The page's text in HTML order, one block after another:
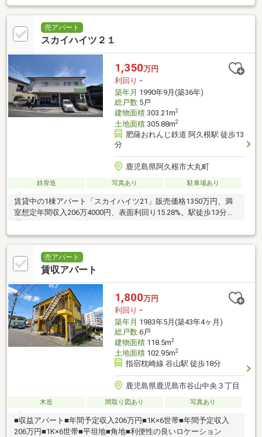
16％。 ・空室
売アパート
スカイハイツ２１
1,350万円
利回り -
築年月 1990年9月(築36年)
総戸数5戸
建物面積303.21m2
土地面積305.88m2
肥薩おれんじ鉄道 阿久根駅 徒歩13
分
鹿児島県阿久根市大丸町
鉄骨造 写真あり 駐車場あり
賃貸中の1棟アパート「スカイハイツ21」販売価格1350万円、満
室想定年間収入206万4000円、表面利回り15.28%。駅徒歩13分で
売アパート
賃収アパート
1,800万円
利回り -
築年月 1983年5月(築43年4ヶ月)
総戸数6戸
建物面積118.5m2
土地面積102.95m2
指宿枕崎線 谷山駅 徒歩18分
鹿児島県鹿児島市谷山中央３丁目
木造 間取り図あり 写真あり
■収益アパート■年間予定収入206万円■1K×6世帯■年間予定収入
206万円■1K×6世帯■平坦地■角地■利便性の良いロケーション